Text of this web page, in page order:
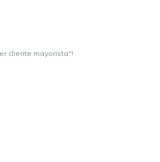
cliente mayorista"!